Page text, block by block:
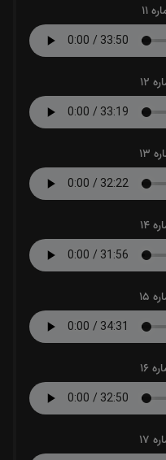
11
14
16